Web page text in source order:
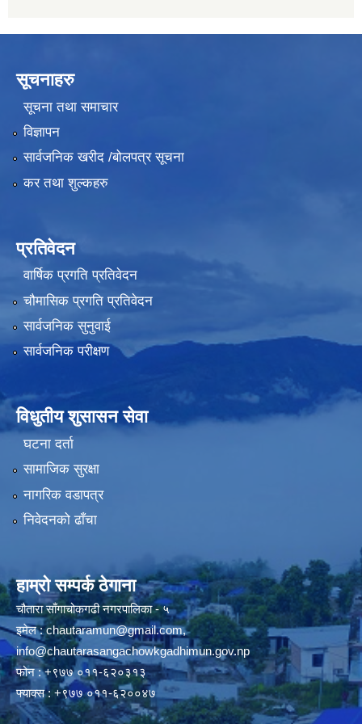
सूचनाहरु
सूचना तथा समाचार
विज्ञापन
सार्वजनिक खरीद /बोलपत्र सूचना
कर तथा शुल्कहरु
प्रतिवेदन
वार्षिक प्रगति प्रतिवेदन
चौमासिक प्रगति प्रतिवेदन
सार्वजनिक सुनुवाई
सार्वजनिक परीक्षण
विधुतीय शुसासन सेवा
घटना दर्ता
सामाजिक सुरक्षा
नागरिक वडापत्र
निवेदनको ढाँचा
हाम्रो सम्पर्क ठेगाना
चौतारा साँगाचोकगढी नगरपालिका - ५
इमेल :chautaramun@gmail.com,
info@chautarasangachowkgadhimun.gov.np
फोन : +९७७ ०११-६२०३१३
फ्याक्स : +९७७ ०११-६२००४७